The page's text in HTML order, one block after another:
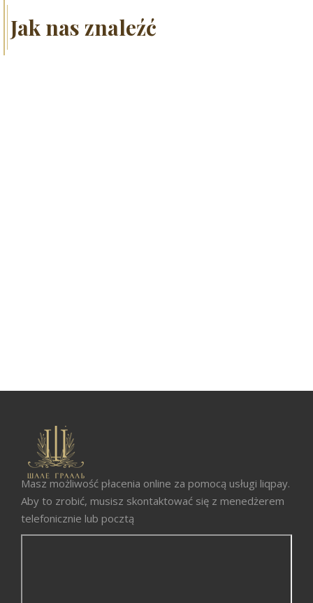
Jak nas znaleźć
Masz możliwość płacenia online za pomocą usługi liqpay.
Aby to zrobić, musisz skontaktować się z menedżerem
telefonicznie lub pocztą